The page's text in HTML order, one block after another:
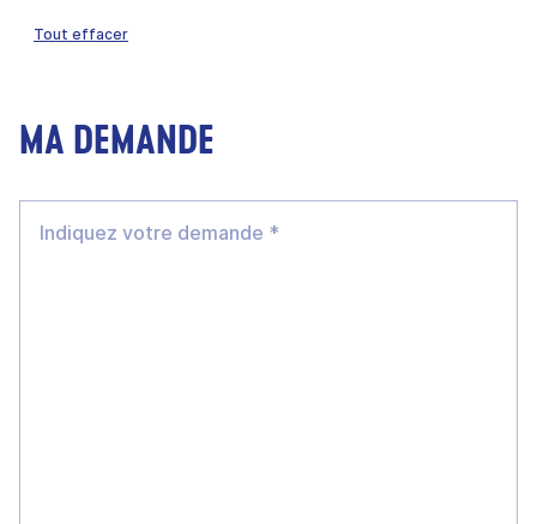
Tout effacer
MA DEMANDE